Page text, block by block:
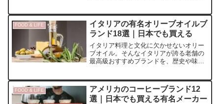
FOOD & LIFE
イタリアの有名オリーブオイルブ
ランド18選｜日本でも買える
イタリア料理と文化に欠かせないオリー
ブオイル。そんなイタリアが誇る老舗の
最高級おすすめブランドを、歴史や味の
ルをぜひ一度ご賞味ください。
FOOD & LIFE
アメリカのコーヒーブランド12
選｜日本でも買える有名メーカー